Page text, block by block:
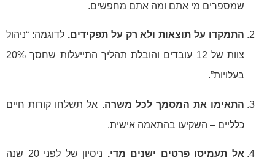
שמספרים מי אתם ומה אתם מחפשים.
התמקדו על תוצאות ולא רק על תפקידים. לדוגמה: “ניהול
צוות של 12 עובדים והובלת תהליך התייעלות שחסך 20%
בעלויות”.
התאימו את המסמך לכל משרה. אל תשלחו קורות חיים
כלליים – השקיעו בהתאמה אישית.
אל תעמיסו פרטים ישנים מדי.
ניסיון של לפני 20 שנה